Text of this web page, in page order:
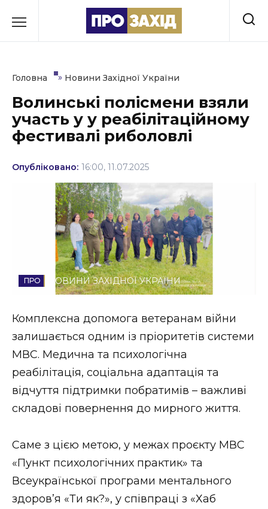
до
Культура
Освіта
Події
Політика
Соціум
Стиль життя
Втрачений Ужгород (відеоверсія)
ЗАКАРПАТСЬКІ НОВИНИ
НОВИНИ ЗАХІДНОЇ УКРАЇНИ
ФОТО
Головна » Новини Західної України
Волинські полісмени взяли
участь у у реабілітаційному
фестивалі риболовлі
Опубліковано: 16:00, 11.07.2025
НОВИНИ ЗАХІДНОЇ УКРАЇНИ
Комплексна допомога ветеранам війни
залишається одним із пріоритетів системи
МВС. Медична та психологічна
реабілітація, соціальна адаптація та
відчуття підтримки побратимів – важливі
складові повернення до мирного життя.
Саме з цією метою, у межах проєкту МВС
«Пункт психологічних практик» та
Всеукраїнської програми ментального
здоров’я «Ти як?», у співпраці з «Хаб